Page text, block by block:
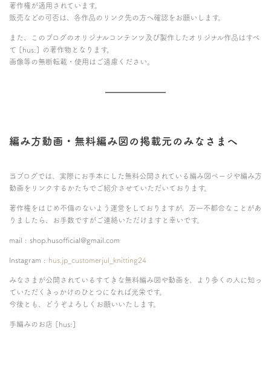
著作権が適用されています。
販売などの可否は、各作品のリンク先の方へ確認をお願いします。
また、このブログのオリジナルコンテンツ及び製作したオリジナル作品はすべ
て [hus:] の著作物となります。
画像等の無断転載・使用はご遠慮ください。
編み方動画・無料編み図の掲載元のみなさまへ
当ブログでは、実際にお手本にした無料公開されている編み図ページや編み方
動画をリンクするかたちでご紹介させていただいております。
著作権をはじめ不備のないよう運営をしておりますが、万一不都合なことがあ
りましたら、お手数ですがご連絡いただけますと幸いです。
mail : shop.husofficial@gmail.com
Instagram : hus.jp_customerjul_knitting24
みなさまが公開されているすてきな無料編み図や動画を、より多くの人に知っ
ていただくきっかけのひとつになれば光栄です。
今後とも、どうぞよろしくお願いいたします。
手編みのお店 [hus:]